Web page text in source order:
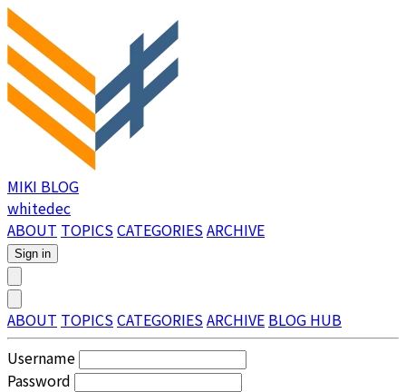
MIKI BLOG
whitedec
ABOUT TOPICSCATEGORIESARCHIVE
Sign in
ABOUT TOPICSCATEGORIESARCHIVE BLOG HUB
Username
Password